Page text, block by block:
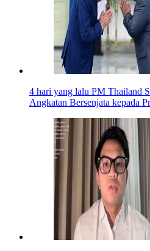
4 hari yang lalu PM Thailand
Angkatan Bersenjata kepada